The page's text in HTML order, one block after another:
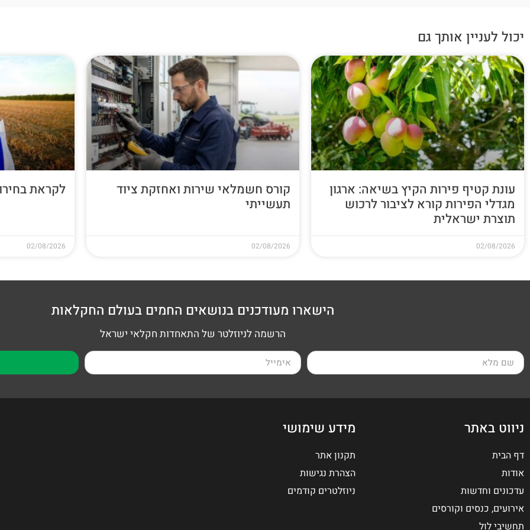
יכול לעניין אותך גם
עונת קטיף פירות הקיץ בשיאה: ארגון
מגדלי הפירות קורא לציבור לרכוש
תוצרת ישראלית
02/08/2026
קורס חשמלאי שירות ואחזקת ציוד
תעשייתי
02/08/2026
לקראת בחירות
02/08/2026
הישארו מעודכנים בנושאים החמים בעולם החקלאות
הרשמה לניוזלטר של התאחדות חקלאי ישראל
ניווט באתר
דף הבית
אודות
עדכונים וחדשות
אירועים, כנסים וקורסים
תחשיבי לול
מידע שימושי
תקנון אתר
הצהרת נגישות
ניוזלטרים קודמים